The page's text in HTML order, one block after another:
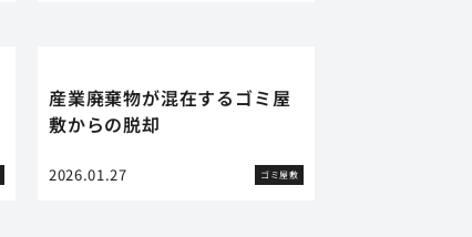
産業廃棄物が混在するゴミ屋
敷からの脱却
2026.01.27 ゴミ屋敷